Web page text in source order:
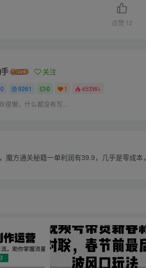
点赞 12
关注
9261 0 1 453W+
很懒，什么都没有写...
魔方通关秘籍一单利润有39.9，几乎是零成本，